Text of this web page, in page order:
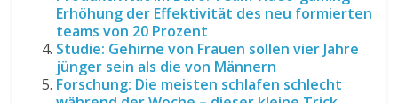
Erhöhung der Effektivität des neu formierten
teams von 20 Prozent
Studie: Gehirne von Frauen sollen vier Jahre
jünger sein als die von Männern
Forschung: Die meisten schlafen schlecht